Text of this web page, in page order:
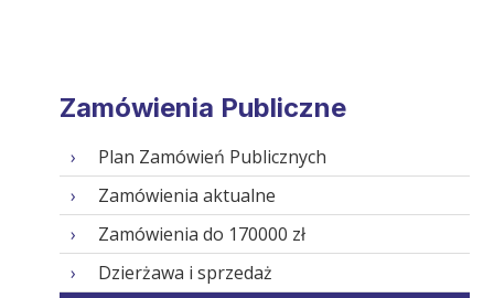
Zamówienia Publiczne
Plan Zamówień Publicznych
Zamówienia aktualne
Zamówienia do 170000 zł
Dzierżawa i sprzedaż